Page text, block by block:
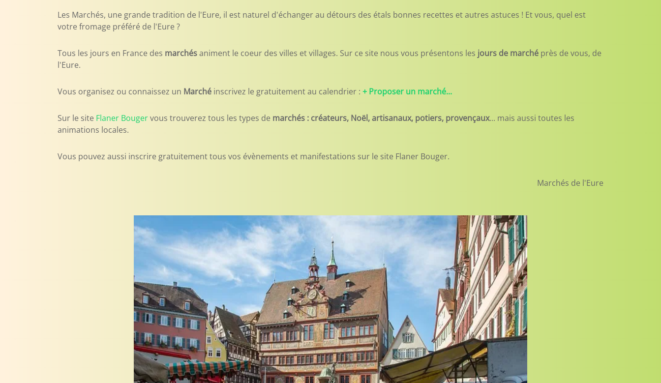
Les Marchés, une grande tradition de l'Eure, il est naturel d'échanger au détours des étals bonnes recettes et autres astuces ! Et vous, quel est
votre fromage préféré de l'Eure ?
Tous les jours en France des marchésaniment le coeur des villes et villages. Sur ce site nous vous présentons les jours de marché près de vous, de
l'Eure.
Vous organisez ou connaissez un Marché inscrivez le gratuitement au calendrier : + Proposer un marché...
Sur le site Flaner Bougervous trouverez tous les types de marchés : créateurs, Noël, artisanaux, potiers, provençaux... mais aussi toutes les
animations locales.
Vous pouvez aussi inscrire gratuitement tous vos évènements et manifestations sur le site Flaner Bouger.
Marchés de l'Eure